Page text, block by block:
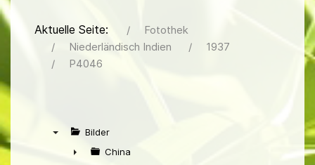
Aktuelle Seite:
Fotothek
Niederländisch Indien
1937
P4046
Bilder
China